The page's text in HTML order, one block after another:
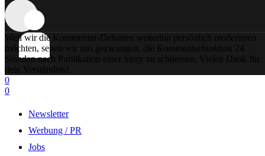
Weil wir die Kommentar-Debatten weiterhin persönlich moderieren
möchten, sehen wir uns gezwungen, die Kommentarfunktion 24
Stunden nach Publikation einer Story zu schliessen. Vielen Dank für
dein Verständnis!
0
0
Newsletter
Werbung / PR
Jobs